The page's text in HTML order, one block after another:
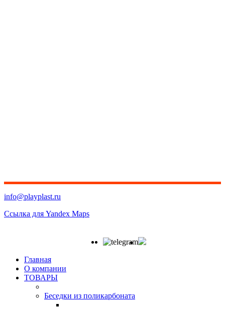
info@playplast.ru
Ссылка для Yandex Maps
Главная
О компании
ТОВАРЫ
Беседки из поликарбоната